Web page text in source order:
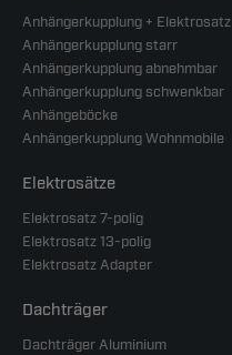
Anhängerkupplung + Elektrosatz
Anhängerkupplung starr
Anhängerkupplung abnehmbar
Anhängerkupplung schwenkbar
Anhängeböcke
Anhängerkupplung Wohnmobile
Elektrosätze
Elektrosatz 7-polig
Elektrosatz 13-polig
Elektrosatz Adapter
Dachträger
Dachträger Aluminium